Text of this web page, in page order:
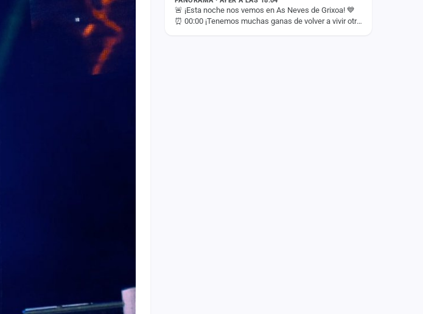
🚨 ¡Esta noche nos vemos en As Neves de Grixoa! 💙
⏰ 00:00 ¡Tenemos muchas ganas de volver a vivir otra